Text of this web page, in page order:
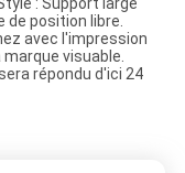
: Support large
de position libre.
avec l'impression
visuable.
répondu d'ici 24